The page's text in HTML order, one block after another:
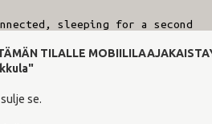
sleeping for a second
shows up, run these
TILALLE
se.